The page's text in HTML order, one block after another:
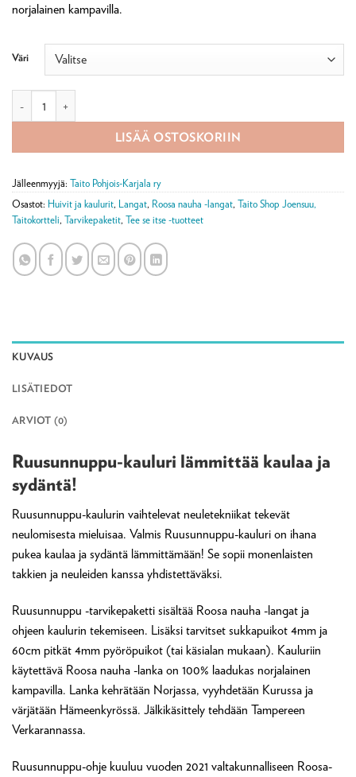
norjalainen kampavilla.
Väri
LISÄÄ OSTOSKORIIN
Jälleenmyyjä: Taito Pohjois-Karjala ry
Osastot: Huivit ja kaulurit, Langat, Roosa nauha -langat, Taito Shop Joensuu,
Taitokortteli, Tarvikepaketit, Tee se itse -tuotteet
KUVAUS
LISÄTIEDOT
ARVIOT (0)
Ruusunnuppu-kauluri lämmittää kaulaa ja
sydäntä!
Ruusunnuppu-kaulurin vaihtelevat neuletekniikat tekevät
neulomisesta mieluisaa. Valmis Ruusunnuppu-kauluri on ihana
pukea kaulaa ja sydäntä lämmittämään! Se sopii monenlaisten
takkien ja neuleiden kanssa yhdistettäväksi.
Ruusunnuppu -tarvikepaketti sisältää Roosa nauha -langat ja
ohjeen kaulurin tekemiseen. Lisäksi tarvitset sukkapuikot 4mm ja
60cm pitkät 4mm pyöröpuikot (tai käsialan mukaan). Kauluriin
käytettävä Roosa nauha -lanka on 100% laadukas norjalainen
kampavilla. Lanka kehrätään Norjassa, vyyhdetään Kurussa ja
värjätään Hämeenkyrössä. Jälkikäsittely tehdään Tampereen
Verkarannassa.
Ruusunnuppu-ohje kuuluu vuoden 2021 valtakunnalliseen Roosa-